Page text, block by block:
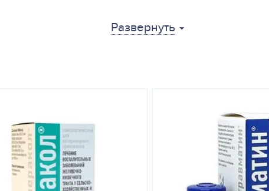
для лечения цистита, урологического синдрома и
внутримышечно. Разовая доза препарата на одно животное
кошкам и котятам — 0,5 – 2 мл; хорькам и фреткам — 0,5
10 дней. При подостром и хроническом течении болезни — 1
как правило, не наблюдаются.
Развернуть